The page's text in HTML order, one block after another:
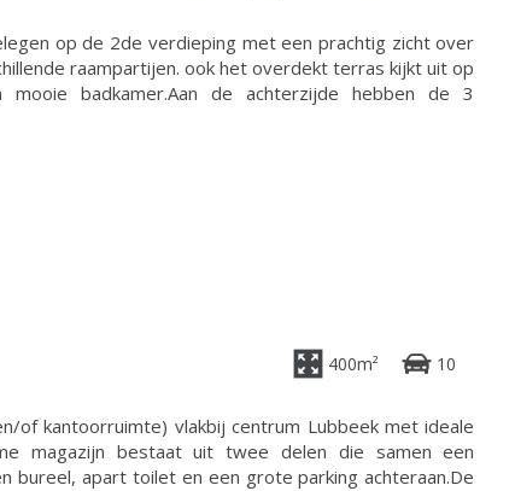
op de 2de verdieping met een prachtig zicht over
raampartijen. ook het overdekt terras kijkt uit op
badkamer.Aan de achterzijde hebben de 3
400m² 10
of kantoorruimte) vlakbij centrum Lubbeek met ideale
magazijn bestaat uit twee delen die samen een
bureel, apart toilet en een grote parking achteraan.De